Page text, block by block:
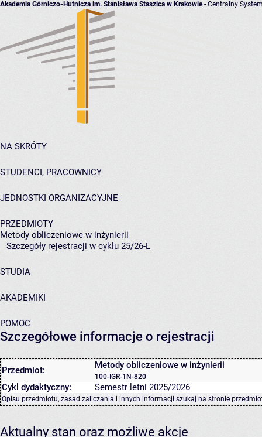
Akademia Górniczo-Hutnicza im. Stanisława Staszica w Krakowie- Centralny
NA SKRÓTY
STUDENCI, PRACOWNICY
JEDNOSTKI ORGANIZACYJNE
PRZEDMIOTY
Metody obliczeniowe w inżynierii
Szczegóły rejestracji w cyklu 25/26-L
STUDIA
AKADEMIKI
POMOC
Szczegółowe informacje o rejestracji
Przedmiot: Metody obliczeniowe w inżynierii
100-IGR-1N-820
Cykl dydaktyczny: Semestr letni 2025/2026
Opisu przedmiotu, zasad zaliczania i innych informacji szukaj na stronie
Aktualny stan oraz możliwe akcje